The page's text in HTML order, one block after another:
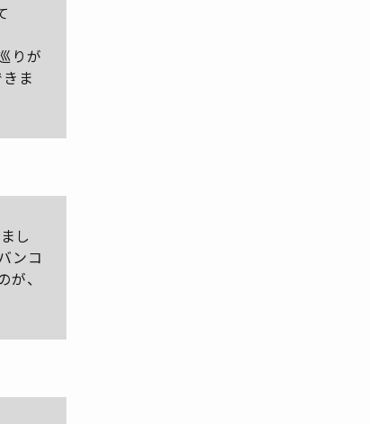
りが
ま
し
ンコ
、